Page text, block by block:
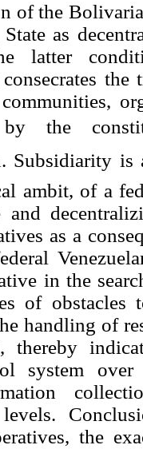
of the
State as
latter
the
the
Subsidiarity
ambit, of a
as a
in the
of
handling of
thereby
system
levels.
the